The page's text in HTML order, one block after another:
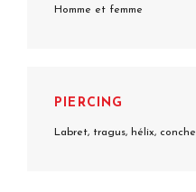
Homme et femme
PIERCING
Labret, tragus, hélix, conche